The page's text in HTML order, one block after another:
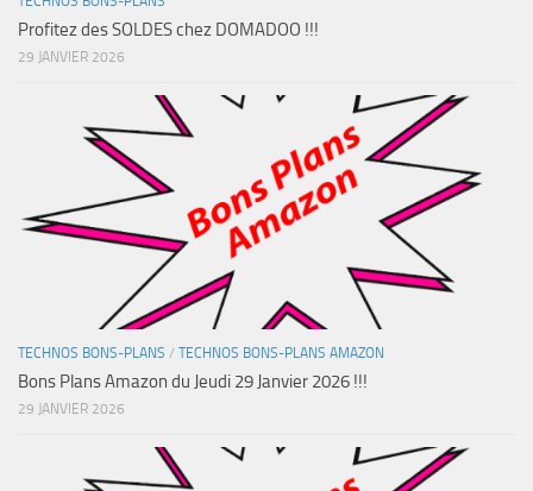
Profitez des SOLDES chez DOMADOO !!!
29 JANVIER 2026
TECHNOS BONS-PLANS / TECHNOS BONS-PLANS AMAZON
Bons Plans Amazon du Jeudi 29 Janvier 2026 !!!
29 JANVIER 2026